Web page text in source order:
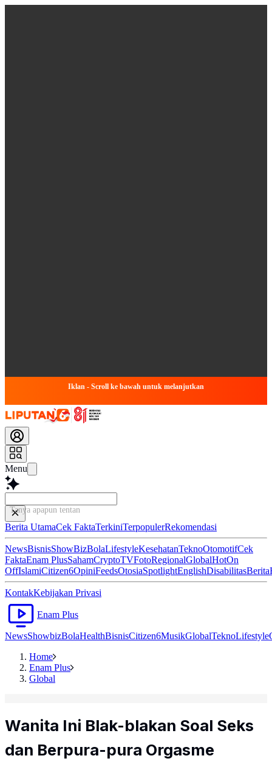
Iklan - Scroll ke bawah untuk melanjutkan
Menu
Tanya apapun tentang art
Berita UtamaCek FaktaTerkiniTerpopulerRekomendasi
NewsBisnisShowBizBolaLifestyleKesehatanTeknoOtomotifCek
FaktaEnam PlusSahamCryptoTVFotoRegionalGlobalHotOn
OffIslamiCitizen6OpiniFeedsOtosiaSpotlightEnglishDisabilitasBerita
KontakKebijakan Privasi
Enam Plus
NewsShowbizBolaHealthBisnisCitizen6MusikGlobalTeknoLifestyle
Home
Enam Plus
Global
Wanita Ini Blak-blakan Soal Seks
dan Berpura-pura Orgasme